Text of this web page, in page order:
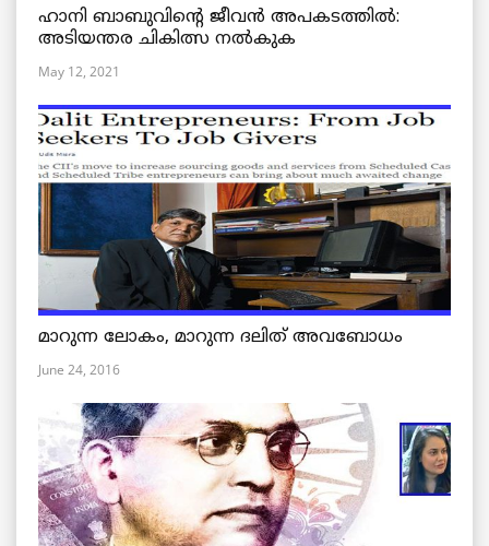
ഹാനി ബാബുവിന്റെ ജീവൻ അപകടത്തിൽ:
അടിയന്തര ചികിത്സ നൽകുക
May 12, 2021
മാറുന്ന ലോകം, മാറുന്ന ദലിത് അവബോധം
June 24, 2016